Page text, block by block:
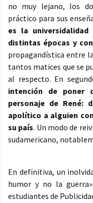
no muy lejano, los
práctico para sus
es la
distintas épocas y
propagandística entre
tantos matices que se
al respecto. En
intención de poner
personaje de René:
apolítico a alguien
su país. Un modo de
sudamericano,
En definitiva, un
humor y no la
estudiantes de